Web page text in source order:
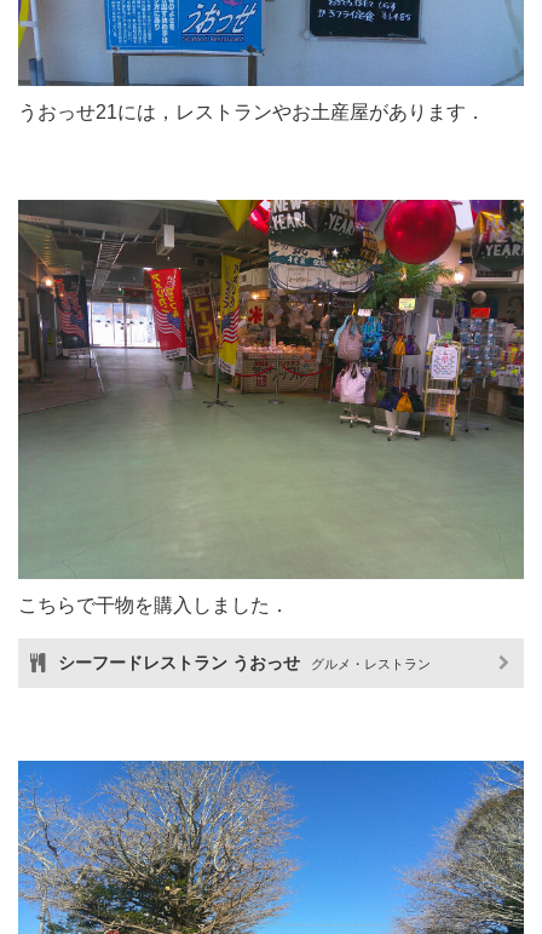
うおっせ21には，レストランやお土産屋があります．
こちらで干物を購入しました．
シーフードレストラン うおっせ グルメ・レストラン